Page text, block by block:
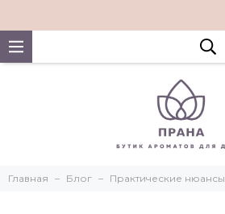
Главная Блог Практические нюансы